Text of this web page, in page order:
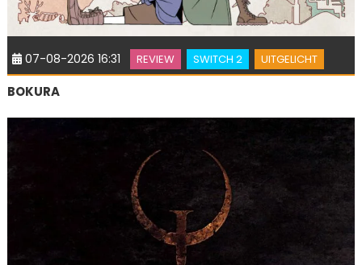
07-08-2026 16:31 REVIEW SWITCH 2 UITGELICHT
BOKURA